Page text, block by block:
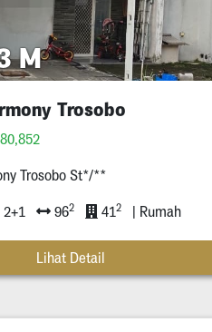
M
Trosobo
Trosobo St*/**
2+1 962 412 | Rumah
Lihat Detail